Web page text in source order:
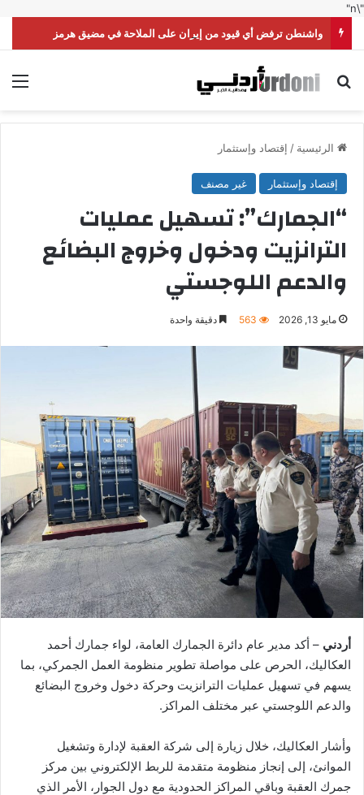
"\n"
واشنطن ترفض أي قيود من إيران على الملاحة في مضيق هرمز
بحث عن
الرئيسية / إقتصاد وإستثمار
إقتصاد وإستثمار غير مصنف
“الجمارك”: تسهيل عمليات
الترانزيت ودخول وخروج البضائع
والدعم اللوجستي
مايو 13, 2026 563 دقيقة واحدة
أردني – أكد مدير عام دائرة الجمارك العامة، لواء جمارك أحمد
العكاليك، الحرص على مواصلة تطوير منظومة العمل الجمركي، بما
يسهم في تسهيل عمليات الترانزيت وحركة دخول وخروج البضائع
والدعم اللوجستي عبر مختلف المراكز.
وأشار العكاليك، خلال زيارة إلى شركة العقبة لإدارة وتشغيل
الموانئ، إلى إنجاز منظومة متقدمة للربط الإلكتروني بين مركز
جمرك العقبة وباقي المراكز الحدودية مع دول الجوار، الأمر الذي